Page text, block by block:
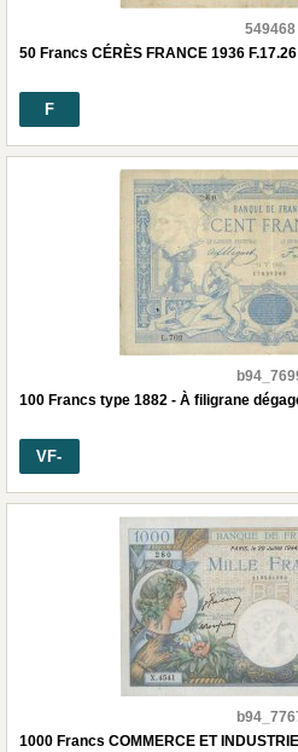
549468
50 Francs CÉRÈS FRANCE 1936 F.17.26
F
100 Francs type 1882 - À filigrane
VF-
1000 Francs COMMERCE ET